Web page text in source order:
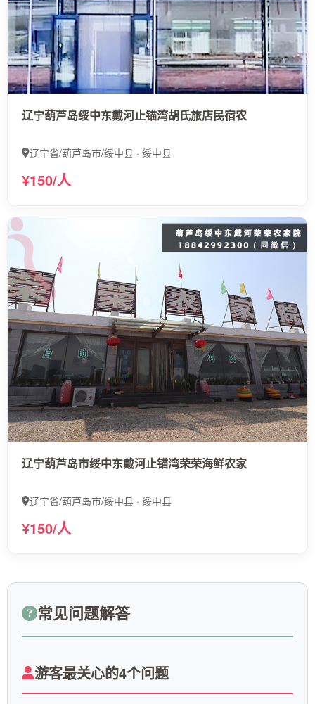
辽宁葫芦岛绥中东戴河止锚湾胡氏旅店民宿农
辽宁省/葫芦岛市/绥中县 · 绥中县
¥150/人
辽宁葫芦岛市绥中东戴河止锚湾荣荣海鲜农家
辽宁省/葫芦岛市/绥中县 · 绥中县
¥150/人
常见问题解答
游客最关心的4个问题